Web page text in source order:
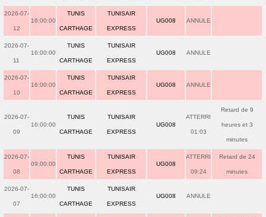
2026-07-
12
16:00:00
TUNIS
CARTHAGE
TUNISAIR
EXPRESS
UG008 ANNULE
2026-07-
11
16:00:00
TUNIS
CARTHAGE
TUNISAIR
EXPRESS
UG008 ANNULE
2026-07-
10
16:00:00
TUNIS
CARTHAGE
TUNISAIR
EXPRESS
UG008 ANNULE
2026-07-
09
16:00:00
TUNIS
CARTHAGE
TUNISAIR
EXPRESS
UG008
ATTERRI
01:03
Retard de 9
heures et 3
minutes
2026-07-
08
09:00:00
TUNIS
CARTHAGE
TUNISAIR
EXPRESS
UG008
ATTERRI
09:24
Retard de 24
minutes
2026-07-
07
16:00:00
TUNIS
CARTHAGE
TUNISAIR
EXPRESS
UG008 ANNULE